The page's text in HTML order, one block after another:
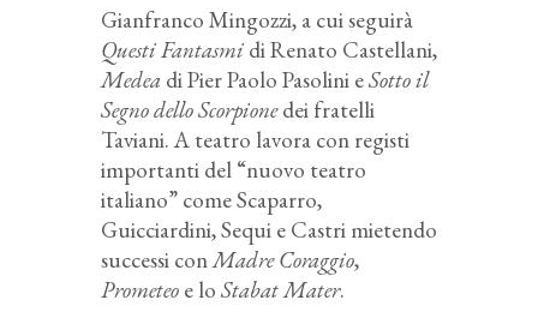
Gianfranco Mingozzi, a cui seguirà
Questi Fantasmi di Renato Castellani,
Medea di Pier Paolo Pasolini eSotto il
Segno dello Scorpionedei fratelli
Taviani. A teatro lavora con registi
importanti del “nuovo teatro
italiano” come Scaparro,
Guicciardini, Sequi e Castri mietendo
successi conMadre Coraggio,
Prometeo e lo Stabat Mater.